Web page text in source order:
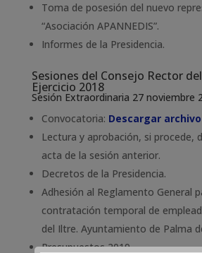
Toma de posesión del nuevo
“Asociación APANNEDIS”.
Informes de la Presidencia.
Sesiones del Consejo Rector
Ejercicio 2018
Sesión Extraordinaria 27 noviembre
Convocatoria: Descargar archivo
Lectura y aprobación, si procede,
acta de la sesión anterior.
Decretos de la Presidencia.
Adhesión al Reglamento General
contratación temporal de
del Iltre. Ayuntamiento de Palma
Presupuestos 2019.